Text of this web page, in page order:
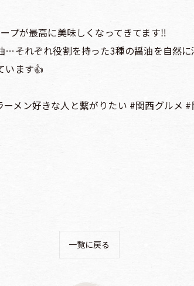
プが最高に美味しくなってきてます‼️
それぞれ役割を持った3種の醤油を自然
います👍
ン好きな人と繋がりたい #関西グルメ
一覧に戻る